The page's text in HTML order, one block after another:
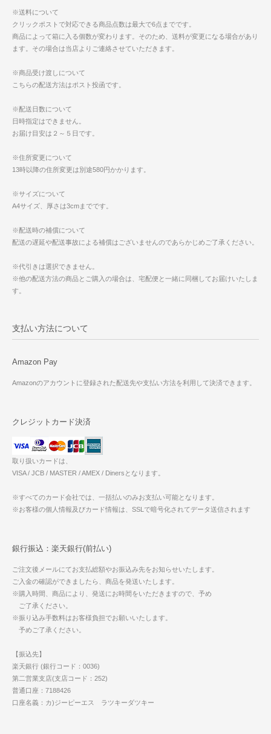
※送料について
クリックポストで対応できる商品点数は最大で6点までです。
商品によって箱に入る個数が変わります。そのため、送料が変更になる場合があり
ます。その場合は当店よりご連絡させていただきます。
※商品受け渡しについて
こちらの配送方法はポスト投函です。
※配送日数について
日時指定はできません。
お届け目安は２～５日です。
※住所変更について
13時以降の住所変更は別途580円かかります。
※サイズについて
A4サイズ、厚さは3cmまでです。
※配送時の補償について
配送の遅延や配送事故による補償はございませんのであらかじめご了承ください。
※代引きは選択できません。
※他の配送方法の商品とご購入の場合は、宅配便と一緒に同梱してお届けいたしま
す。
支払い方法について
Amazon Pay
Amazonのアカウントに登録された配送先や支払い方法を利用して決済できます。
クレジットカード決済
取り扱いカードは、
VISA / JCB / MASTER / AMEX / Dinersとなります。
※すべてのカード会社では、一括払いのみお支払い可能となります。
※お客様の個人情報及びカード情報は、SSLで暗号化されてデータ送信されます
銀行振込：楽天銀行(前払い)
ご注文後メールにてお支払総額やお振込み先をお知らせいたします。
ご入金の確認ができましたら、商品を発送いたします。
※購入時間、商品により、発送にお時間をいただきますので、予め
ご了承ください。
※振り込み手数料はお客様負担でお願いいたします。
予めご了承ください。
【振込先】
楽天銀行 (銀行コード：0036)
第二営業支店(支店コード：252)
普通口座：7188426
口座名義：カ)ジーピーエス ラツキーダツキー